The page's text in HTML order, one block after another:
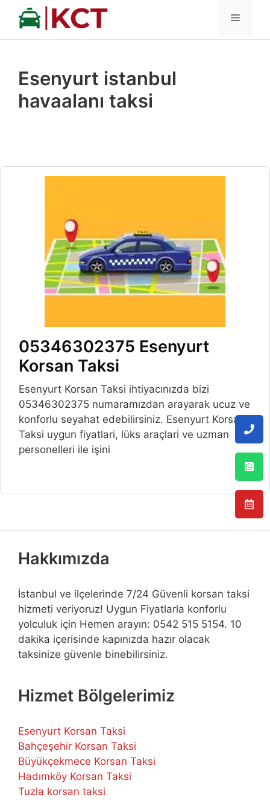
İçeriğe
MENÜ
Esenyurt istanbul
havaalanı taksi
05346302375 Esenyurt
Korsan Taksi
Esenyurt Korsan Taksi ihtiyacınızda bizi
05346302375 numaramızdan arayarak ucuz ve
konforlu seyahat edebilirsiniz. Esenyurt Korsan
Taksi uygun fiyatlari, lüks araçlari ve uzman
personelleri ile işini
Hakkımızda
İstanbul ve ilçelerinde 7/24 Güvenli korsan taksi
hizmeti veriyoruz! Uygun Fiyatlarla konforlu
yolculuk için Hemen arayın: 0542 515 5154. 10
dakika içerisinde kapınızda hazır olacak
taksinize güvenle binebilirsiniz.
Hizmet Bölgelerimiz
Esenyurt Korsan Taksi
Bahçeşehir Korsan Taksi
Büyükçekmece Korsan Taksi
Hadımköy Korsan Taksi
Tuzla korsan taksi